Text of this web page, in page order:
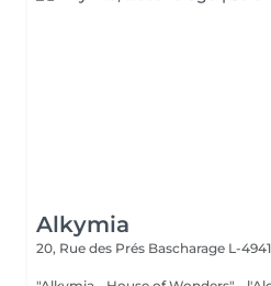
Alkymia
20, Rue des Prés Bascharage L-4941